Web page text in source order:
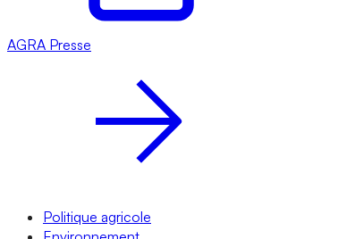
AGRA Presse
Politique agricole